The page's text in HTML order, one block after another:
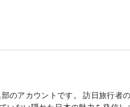
のアカウントです。 訪日旅行者